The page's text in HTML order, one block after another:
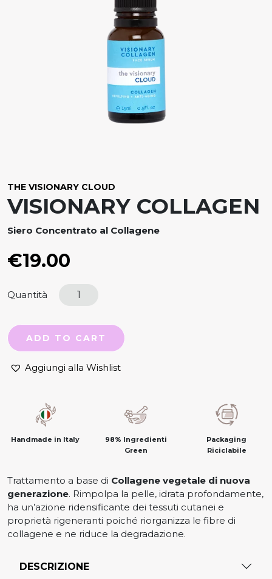
THE VISIONARY CLOUD
VISIONARY COLLAGEN
Siero Concentrato al Collagene
€19.00
Quantità
ADD TO CART
Aggiungi alla Wishlist
Handmade in Italy
98% Ingredienti
Green
Packaging
Riciclabile
Trattamento a base di Collagene vegetale di nuova
generazione. Rimpolpa la pelle, idrata profondamente,
ha un’azione ridensificante dei tessuti cutanei e
proprietà rigeneranti poiché riorganizza le fibre di
collagene e ne riduce la degradazione.
DESCRIZIONE